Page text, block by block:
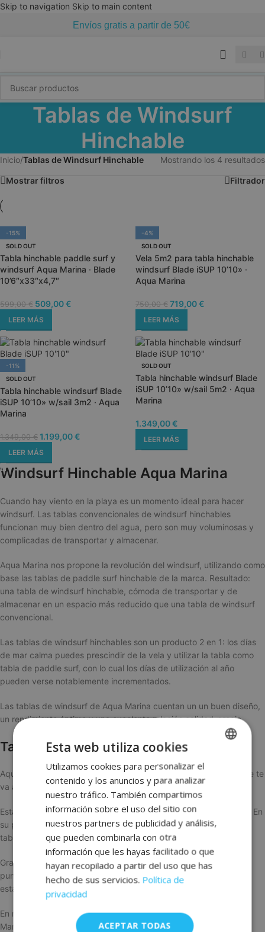
Skip to navigation Skip to main content
Envíos gratis a partir de 50€
Tablas de Windsurf
Hinchable
Inicio/Tablas de Windsurf Hinchable Mostrando los 4 resultados
Mostrar filtros Filtrador
-15%
SOLD OUT
Tabla hinchable paddle surf y
windsurf Aqua Marina · Blade
10’6″x33″x4,7″
599,00€ 509,00€
LEER MÁS
-4%
SOLD OUT
Vela 5m2 para tabla hinchable
windsurf Blade iSUP 10’10» ·
Aqua Marina
750,00€ 719,00€
LEER MÁS
-11%
SOLD OUT
Tabla hinchable windsurf Blade
iSUP 10’10» w/sail 3m2 · Aqua
Marina
1.349,00€ 1.199,00€
LEER MÁS
SOLD OUT
Tabla hinchable windsurf Blade
iSUP 10’10» w/sail 5m2 · Aqua
Marina
1.349,00€
LEER MÁS
Windsurf Hinchable Aqua Marina
Cuando hay viento en la playa es un momento ideal para hacer
windsurf. Las tablas convencionales de windsurf hinchables
funcionan muy bien dentro del agua, pero son muy voluminosas y
complicadas de transportar y almacenar.
Aqua Marina nos propone la revolución del windsurf, utilizando como
base las tablas de paddle surf hinchable de la marca. Resultado:
una tabla de windsurf hinchable, cómoda de transportar y de
almacenar en un espacio más reducido que una tabla de windsurf
convencional.
Las tablas de windsurf hinchables son un producto 2 en 1: los días
de mar calma puedes prescindir de la vela y utilizar la tabla como
tabla de paddle surf, con lo cual los días de utilización al año
pueden verse notablemente incrementados.
Las tablas de windsurf de Aqua Marina cuentan un un buen diseño,
un rendimiento óptimo y una excelente relación calidad-precio.
Tabla de windsurf Aqua Marina Blade
Aqua Marina Blade es la tabla de windsurf / tabla paddle surf que te
va a permitir disfrutar del mar en todo momento.
Esta tabla de paddle surf hinchable es ligera, compacta y fuerte. En
su parte central se puede encajar la vela y transformarse en una
tabla de windsurf, ideal para disfrutar los días con viento y olas.
Gracias a su increíble relación rigidez/peso y a la tecnología de
puntada «peso pluma», es una tabla con muy buena velocidad,
estabilidad y flotación.
En nuestro catálogo puedes encontrar la tabla de windsurf Aqua
Marina Blade, ¡prepárate para surcar las olas!
SPANISH
ENGLISH
GERMAN
Esta web utiliza cookies
Utilizamos cookies para personalizar el
contenido y los anuncios y para analizar
nuestro tráfico. También compartimos
información sobre el uso del sitio con
nuestros partners de publicidad y análisis,
que pueden combinarla con otra
información que les hayas facilitado o que
hayan recopilado a partir del uso que has
hecho de sus servicios. Política de
privacidad
ACEPTAR TODAS